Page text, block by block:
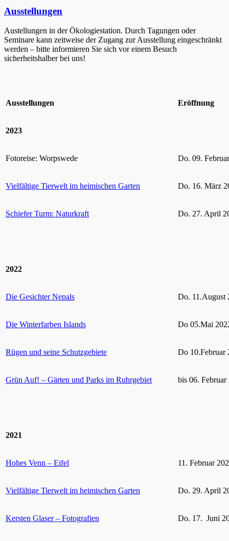
Ausstellungen
Austellungen in der Ökologiestation. Durch Tagungen oder
Seminare kann zeitweise der Zugang zur Ausstellung eingeschränkt
werden – bitte informieren Sie sich vor einem Besuch
sicherheitshalber bei uns!
Ausstellungen Eröffnung
2023
Fotoreise: Worpswede Do. 09.
Vielfältige Tierwelt im heimischen Garten Do. 16. März
Schiefer Turm: Naturkraft Do. 27. April
2022
Die Gesichter Nepals Do. 11.August
Die Winterfarben Islands Do 05.Mai
Rügen und seine Schutzgebiete Do 10.Februar
Grün Auf! – Gärten und Parks im Ruhrgebiet bis 06. Februar
2021
Hohes Venn – Eifel 11. Februar
Vielfältige Tierwelt im heimischen Garten Do. 29. April
Kersten Glaser – Fotografien Do. 17. Juni